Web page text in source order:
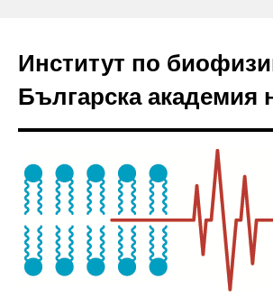
Институт по
Българска академия